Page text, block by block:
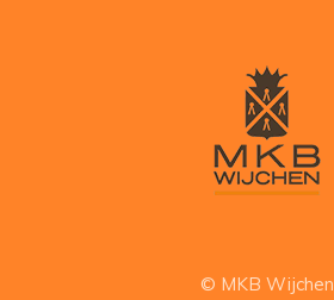
© MKB Wijchen